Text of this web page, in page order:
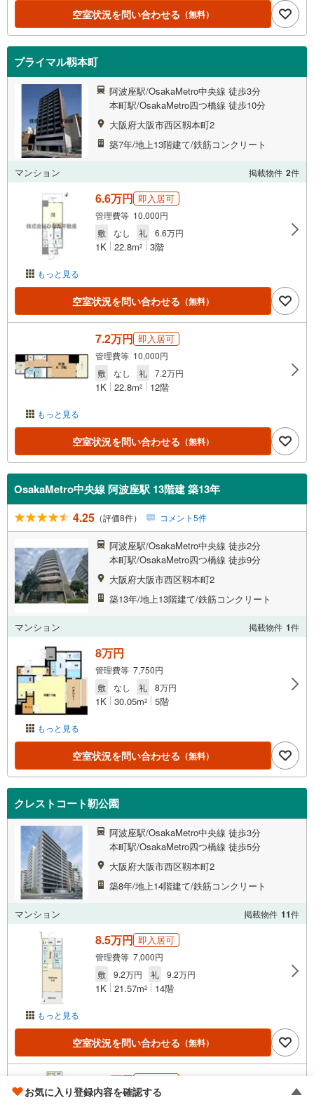
空室状況を問い合わせる （無料）
プライマル靱本町
阿波座駅/OsakaMetro中央線 徒歩3分
本町駅/OsakaMetro四つ橋線 徒歩10分
大阪府大阪市西区靱本町2
築7年/地上13階建て/鉄筋コンクリート
マンション 掲載物件 2件
もっと見る
6.6万円 即入居可
管理費等 10,000円
敷
なし 礼 6.6万円
1K 22.8m2 3階
空室状況を問い合わせる （無料）
もっと見る
7.2万円 即入居可
管理費等 10,000円
敷
なし 礼 7.2万円
1K 22.8m2 12階
空室状況を問い合わせる （無料）
OsakaMetro中央線 阿波座駅 13階建 築13年
4.25 （評価8件） コメント5件
阿波座駅/OsakaMetro中央線 徒歩2分
本町駅/OsakaMetro四つ橋線 徒歩9分
大阪府大阪市西区靱本町2
築13年/地上13階建て/鉄筋コンクリート
マンション 掲載物件 1件
もっと見る
8万円
管理費等 7,750円
敷
なし 礼 8万円
1K 30.05m2 5階
空室状況を問い合わせる （無料）
クレストコート靭公園
阿波座駅/OsakaMetro中央線 徒歩3分
本町駅/OsakaMetro四つ橋線 徒歩5分
大阪府大阪市西区靱本町2
築8年/地上14階建て/鉄筋コンクリート
マンション 掲載物件 11件
もっと見る
8.5万円 即入居可
管理費等 7,000円
敷
9.2万円 礼 9.2万円
1K 21.57m2 14階
空室状況を問い合わせる （無料）
9.6万円
管理費等 9,000円
お気に入り登録内容を確認する